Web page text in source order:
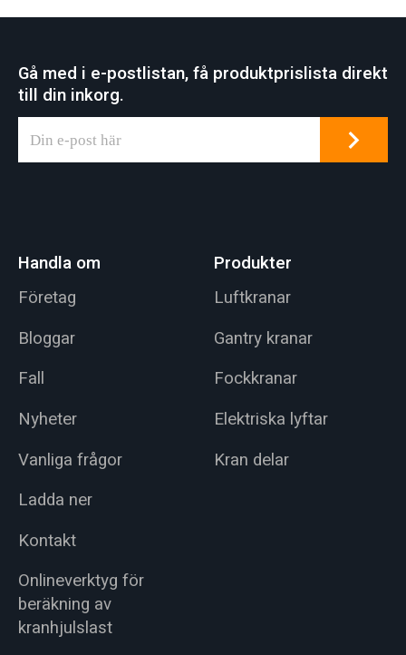
Gå med i e-postlistan, få produktprislista direkt
till din inkorg.
Handla om
Företag
Bloggar
Fall
Nyheter
Vanliga frågor
Ladda ner
Kontakt
Onlineverktyg för
beräkning av
kranhjulslast
Produkter
Luftkranar
Gantry kranar
Fockkranar
Elektriska lyftar
Kran delar